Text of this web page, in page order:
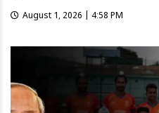
August 1, 2026 | 4:58 PM